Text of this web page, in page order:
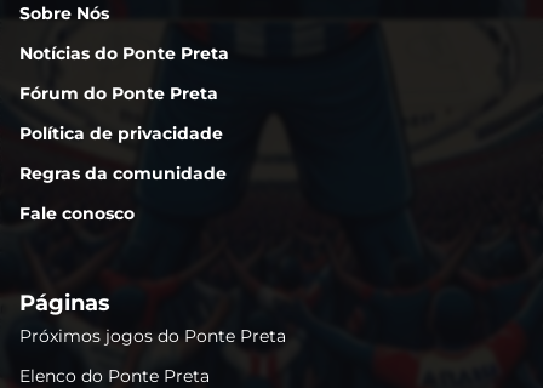
Sobre Nós
Notícias do Ponte Preta
Fórum do Ponte Preta
Política de privacidade
Regras da comunidade
Fale conosco
Páginas
Próximos jogos do Ponte Preta
Elenco do Ponte Preta